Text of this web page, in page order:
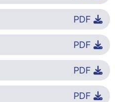
PDF
PDF
PDF
PDF